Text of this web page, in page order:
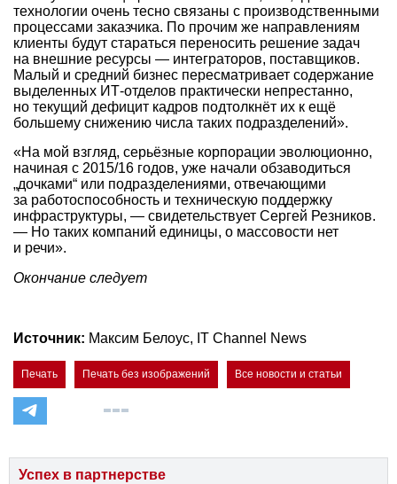
технологии очень тесно связаны с производственными
процессами заказчика. По прочим же направлениям
клиенты будут стараться переносить решение задач
на внешние ресурсы — интеграторов, поставщиков.
Малый и средний бизнес пересматривает содержание
выделенных ИТ-отделов практически непрестанно,
но текущий дефицит кадров подтолкнёт их к ещё
большему снижению числа таких подразделений».
«На мой взгляд, серьёзные корпорации эволюционно,
начиная с 2015/16 годов, уже начали обзаводиться
„дочками“ или подразделениями, отвечающими
за работоспособность и техническую поддержку
инфраструктуры, — свидетельствует Сергей Резников.
— Но таких компаний единицы, о массовости нет
и речи».
Окончание следует
Источник: Максим Белоус, IT Channel News
Печать Печать без изображений Все новости и статьи
Успех в партнерстве